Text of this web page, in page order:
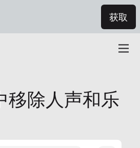
获取
移除人声和乐